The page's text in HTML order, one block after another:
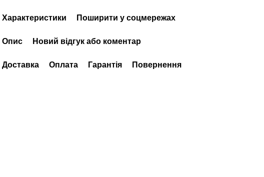
Характеристики Поширити у соцмережах
Опис Новий відгук або коментар
Доставка Оплата Гарантія Повернення